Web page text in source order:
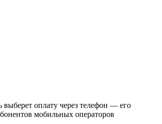
оплату через телефон — его
мобильных операторов